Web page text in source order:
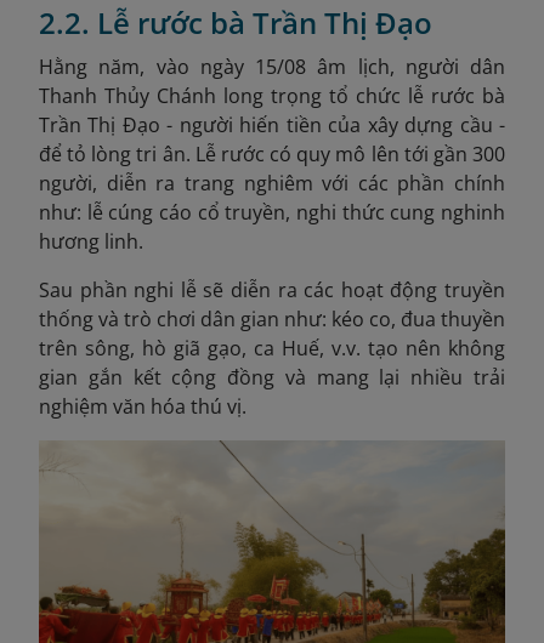
2.2. Lễ rước bà Trần Thị Đạo
Hằng năm, vào ngày 15/08 âm lịch, người dân
Thanh Thủy Chánh long trọng tổ chức lễ rước bà
Trần Thị Đạo - người hiến tiền của xây dựng cầu -
để tỏ lòng tri ân. Lễ rước có quy mô lên tới gần 300
người, diễn ra trang nghiêm với các phần chính
như: lễ cúng cáo cổ truyền, nghi thức cung nghinh
hương linh.
Sau phần nghi lễ sẽ diễn ra các hoạt động truyền
thống và trò chơi dân gian như: kéo co, đua thuyền
trên sông, hò giã gạo, ca Huế, v.v. tạo nên không
gian gắn kết cộng đồng và mang lại nhiều trải
nghiệm văn hóa thú vị.